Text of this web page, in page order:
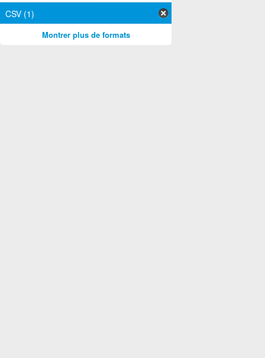
CSV (1)
Montrer plus de formats